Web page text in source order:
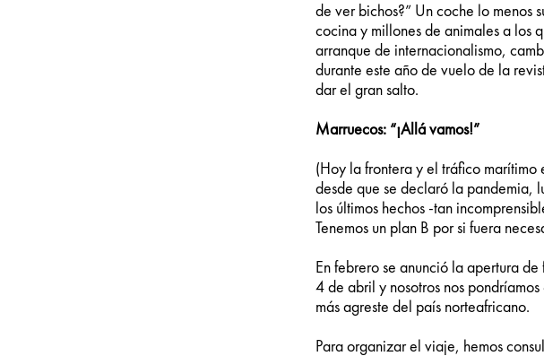
de ver bichos?” Un coche lo menos
cocina y millones de animales a los
arranque de internacionalismo,
durante este año de vuelo de la
dar el gran salto.
Marruecos: “¡Allá vamos!”
(Hoy la frontera y el tráfico marítimo
desde que se declaró la pandemia,
los últimos hechos -tan
Tenemos un plan B por si fuera
En febrero se anunció la apertura
4 de abril y nosotros nos
más agreste del país norteafricano.
Para organizar el viaje, hemos